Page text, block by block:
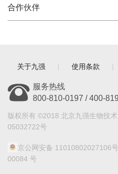
合作伙伴
关于九强 | 使用条款 |
服务热线
800-810-0197 / 400-
版权所有 ©2018 北京九强生物技
05032722号
京公网安备 11010802027106号
00084 号